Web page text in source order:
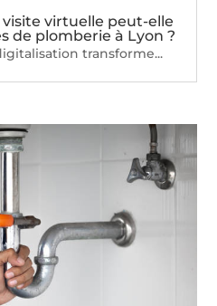
virtuelle peut-elle
de plomberie à Lyon ?
transforme...